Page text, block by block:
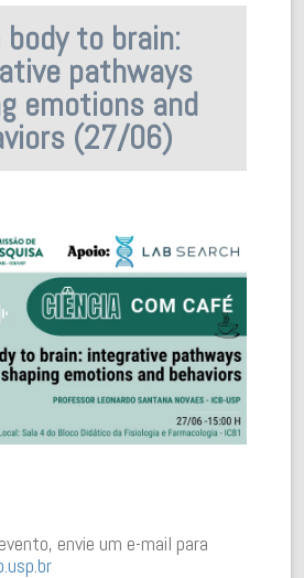
body to brain:
pathways
emotions and
(27/06)
envie um e-mail para